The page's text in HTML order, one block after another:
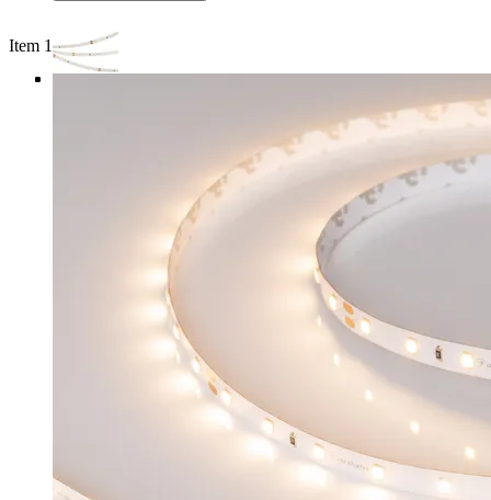
Item 1 of 4